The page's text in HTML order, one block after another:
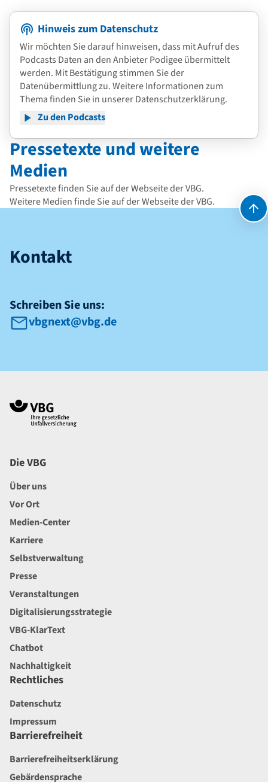
Hinweis zum Datenschutz
Wir möchten Sie darauf hinweisen, dass mit Aufruf des
Podcasts Daten an den Anbieter Podigee übermittelt
werden. Mit Bestätigung stimmen Sie der
Datenübermittlung zu. Weitere Informationen zum
Thema finden Sie in unsererDatenschutzerklärung.
Zu den Podcasts
Pressetexte und weitere
Medien
Pressetexte finden Sie auf derWebseite der VBG.
Weitere Medien finde Sie auf derWebseite der VBG.
Kontakt
Schreiben Sie uns:
vbgnext@vbg.de
Die VBG
Über uns
Vor Ort
Medien-Center
Karriere
Selbstverwaltung
Presse
Veranstaltungen
Digitalisierungsstrategie
VBG-KlarText
Chatbot
Nachhaltigkeit
Rechtliches
Datenschutz
Impressum
Barrierefreiheit
Barrierefreiheitserklärung
Gebärdensprache